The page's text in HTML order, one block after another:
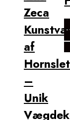
Zeca
af
–
Unik